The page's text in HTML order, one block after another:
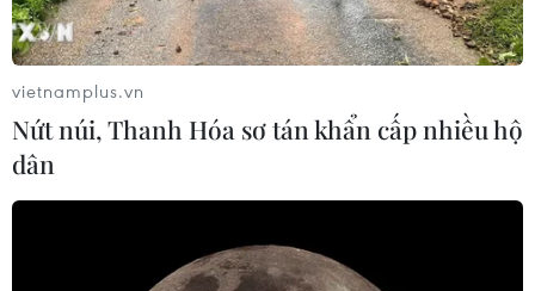
vietnamplus.vn
Nứt núi, Thanh Hóa sơ tán khẩn cấp nhiều hộ
dân